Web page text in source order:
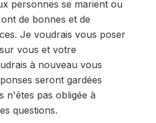
personnes se marient ou
de bonnes et de
Je voudrais vous poser
vous et votre
à nouveau vous
seront gardées
n'êtes pas obligée à
questions.